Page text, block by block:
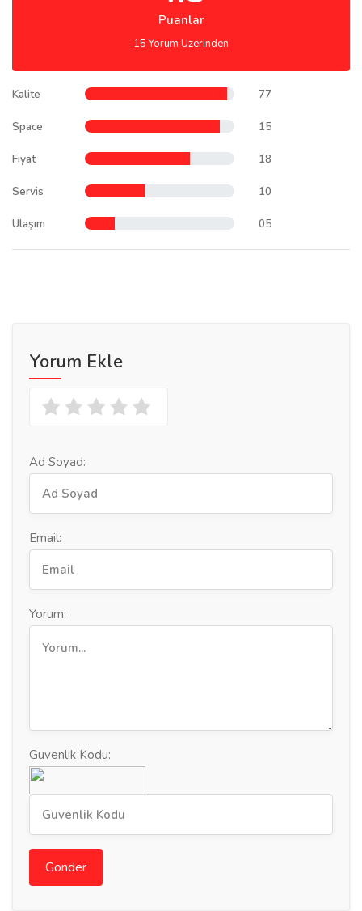
Puanlar
15 Yorum Uzerinden
Kalite 77
Space 15
Fiyat 18
Servis 10
Ulaşım 05
Yorum Ekle
Ad Soyad:
Email:
Yorum:
Guvenlik Kodu:
Gonder